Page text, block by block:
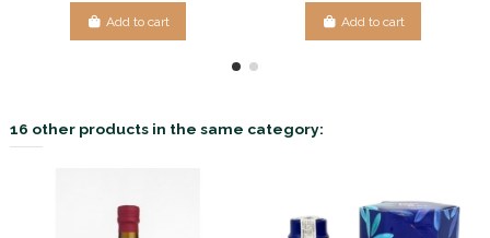
Add to cart Add to cart
16 other products in the same category: